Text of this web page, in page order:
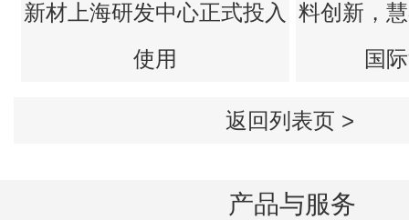
使用 国
返回列表页 >
产品与服务